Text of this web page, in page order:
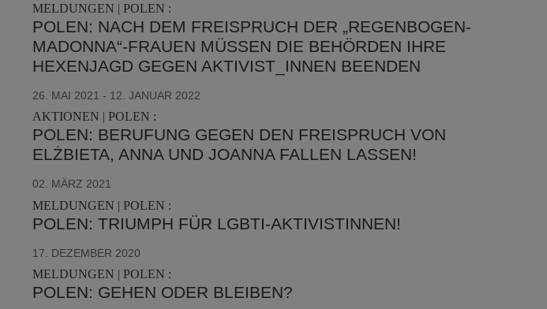
MELDUNGEN | POLEN :
POLEN: NACH DEM FREISPRUCH DER „REGENBOGEN-
MADONNA“-FRAUEN MÜSSEN DIE BEHÖRDEN IHRE
HEXENJAGD GEGEN AKTIVIST_INNEN BEENDEN
26. MAI 2021 - 12. JANUAR 2022
AKTIONEN | POLEN :
POLEN: BERUFUNG GEGEN DEN FREISPRUCH VON
ELŻBIETA, ANNA UND JOANNA FALLEN LASSEN!
02. MÄRZ 2021
MELDUNGEN | POLEN :
POLEN: TRIUMPH FÜR LGBTI-AKTIVISTINNEN!
17. DEZEMBER 2020
MELDUNGEN | POLEN :
POLEN: GEHEN ODER BLEIBEN?